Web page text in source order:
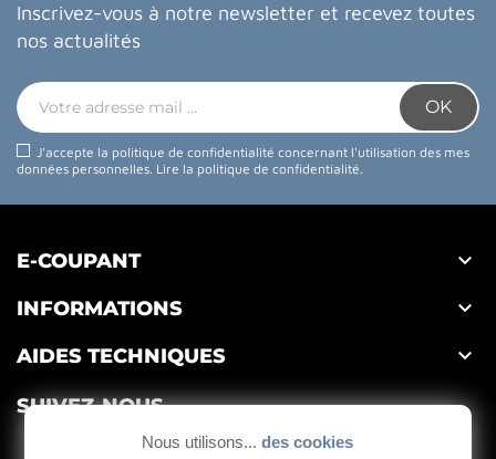
Inscrivez-vous à notre newsletter et recevez toutes
nos actualités
J'accepte la politique de confidentialité concernant l'utilisation des mes
données personnelles. Lire la politique de confidentialité.
E-COUPANT 
INFORMATIONS 
AIDES TECHNIQUES 
SUIVEZ-NOUS
Nous utilisons... des cookies